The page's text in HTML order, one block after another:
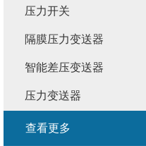
压力开关
隔膜压力变送器
智能差压变送器
压力变送器
查看更多